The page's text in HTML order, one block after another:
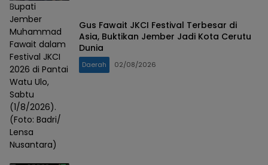
Bupati
Jember
Muhammad
Fawait dalam
Festival JKCI
2026 di Pantai
Watu Ulo,
Sabtu
(1/8/2026).
(Foto: Badri/
Lensa
Nusantara)
Gus Fawait JKCI Festival Terbesar di
Asia, Buktikan Jember Jadi Kota Cerutu
Dunia
Daerah 02/08/2026